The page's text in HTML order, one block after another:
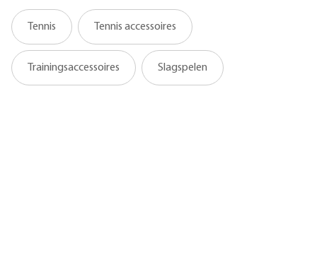
Tennis Tennis accessoires
Trainingsaccessoires Slagspelen